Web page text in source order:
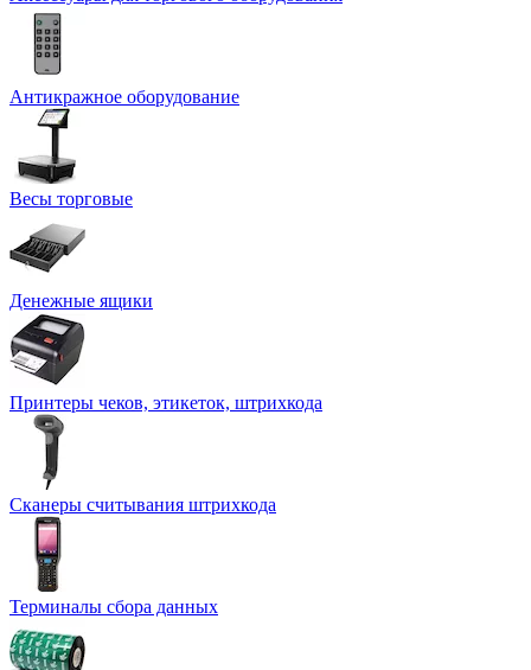
Антикражное оборудование
Весы торговые
Денежные ящики
Принтеры чеков, этикеток, штрихкода
Сканеры считывания штрихкода
Терминалы сбора данных